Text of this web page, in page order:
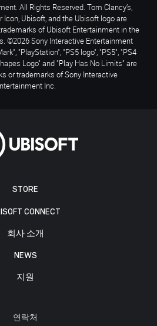
STORE
CONNECT
회사 소개
NEWS
지원
연락처
All Rights Reserved. Tom Clancy’s,
Icon, Ubisoft, and the Ubisoft logo are
of Ubisoft Entertainment in the
©2026 Sony Interactive Entertainment
"PlayStation", "PS5 logo", "PS5", "PS4
Logo" and "Play Has No Limits" are
or trademarks of Sony Interactive
Inc.